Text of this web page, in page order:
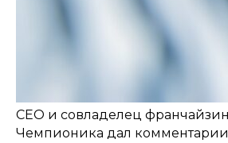
CEO и совладелец
Чемпионика дал комментарии